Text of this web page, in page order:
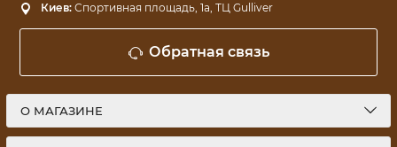
Киев: Спортивная площадь, 1a, ТЦ Gulliver
Обратная связь
О МАГАЗИНЕ